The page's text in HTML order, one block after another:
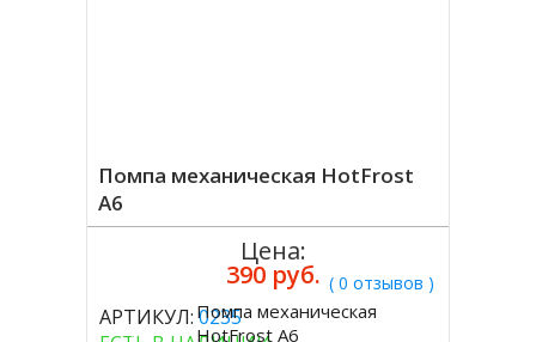
Помпа механическая HotFrost
А6
( 0 отзывов )
АРТИКУЛ:0235
Цена:
390 руб.
Купить
Помпа механическая
HotFrost А6